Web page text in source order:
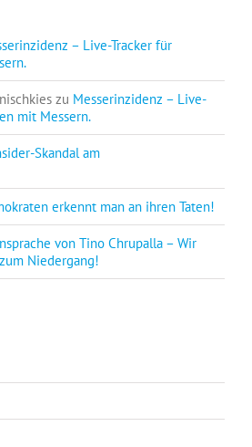
– Live-Tracker für
zu Messerinzidenz – Live-
mit Messern.
Skandal am
erkennt man an ihren Taten!
von Tino Chrupalla – Wir
Niedergang!